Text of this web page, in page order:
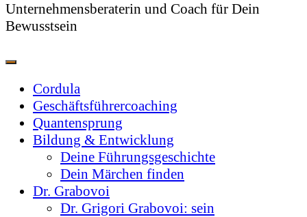
Unternehmensberaterin und Coach für Dein
Bewusstsein
Cordula
Geschäftsführercoaching
Quantensprung
Bildung & Entwicklung
Deine Führungsgeschichte
Dein Märchen finden
Dr. Grabovoi
Dr. Grigori Grabovoi: sein